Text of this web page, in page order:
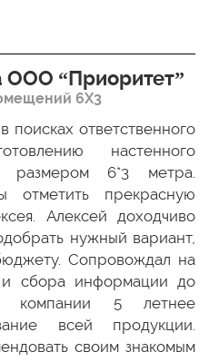
ООО “Приоритет”
6Х3
поисках ответственного
настенного
размером 6*3 метра.
отметить прекрасную
Алексей доходчиво
нужный вариант,
Сопровождал на
сбора информации до
компании 5 летнее
всей продукции.
своим знакомым